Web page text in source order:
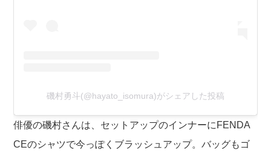
磯村勇斗(@hayato_isomura)がシェアした投稿
俳優の磯村さんは、セットアップのインナーにFENDA
CEのシャツで今っぽくブラッシュアップ。バッグもゴ